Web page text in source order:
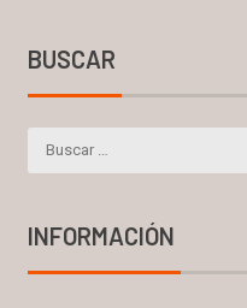
BUSCAR
INFORMACIÓN